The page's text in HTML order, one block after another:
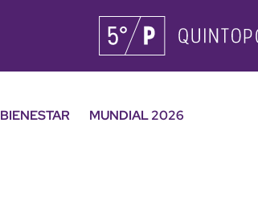
BIENESTAR
MUNDIAL 2026